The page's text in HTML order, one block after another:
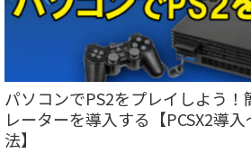
パソコンでPS2をプレイしよう！
レーターを導入する【PCSX2導
法】